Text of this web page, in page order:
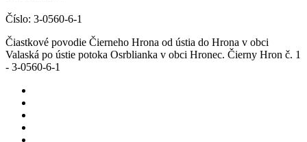
Číslo: 3-0560-6-1
Čiastkové povodie Čierneho Hrona od ústia do Hrona v obci
Valaská po ústie potoka Osrblianka v obci Hronec. Čierny Hron č. 1
- 3-0560-6-1